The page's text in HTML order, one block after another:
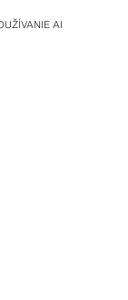
AI